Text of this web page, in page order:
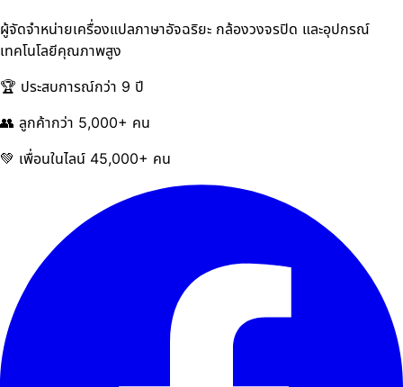
ผู้จัดจำหน่ายเครื่องแปลภาษาอัจฉริยะ กล้องวงจรปิด และอุปกรณ์
เทคโนโลยีคุณภาพสูง
🏆 ประสบการณ์กว่า 9 ปี
👥 ลูกค้ากว่า 5,000+ คน
💚 เพื่อนในไลน์ 45,000+ คน